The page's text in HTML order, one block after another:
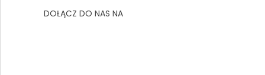
DOŁĄCZ DO NAS NA